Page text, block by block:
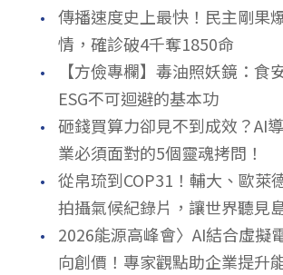
． 傳播速度史上最快！民主剛果
情，確診破4千奪1850命
．
【方儉專欄】毒油照妖鏡：食
ESG不可迴避的基本功
． 砸錢買算力卻見不到成效？AI
業必須面對的5個靈魂拷問！
． 從帛琉到COP31！輔大、歐萊
拍攝氣候紀錄片，讓世界聽見
．
2026能源高峰會〉AI結合虛擬
向創價！專家觀點助企業提升